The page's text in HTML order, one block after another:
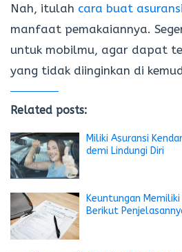
Nah, itulah cara buat
manfaat pemakaiannya.
untuk mobilmu, agar dapat
yang tidak diinginkan di
Related posts:
Miliki Asuransi
demi Lindungi Diri
Keuntungan
Berikut